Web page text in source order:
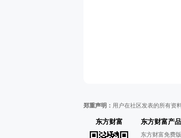
郑重声明： 用户在社区发表的所有资
东方财富 东方财富产品
东方财富免费版